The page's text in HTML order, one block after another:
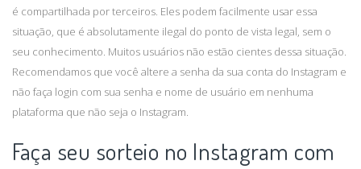
é compartilhada por terceiros. Eles podem facilmente usar essa
situação, que é absolutamente ilegal do ponto de vista legal, sem o
seu conhecimento. Muitos usuários não estão cientes dessa situação.
Recomendamos que você altere a senha da sua conta do Instagram e
não faça login com sua senha e nome de usuário em nenhuma
plataforma que não seja o Instagram.
Faça seu sorteio no Instagram com